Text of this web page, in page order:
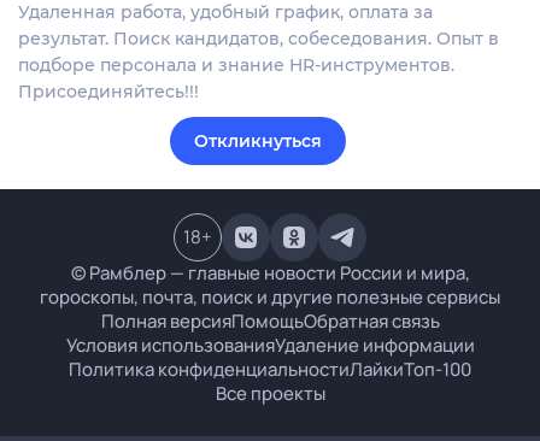
Удаленная работа, удобный график, оплата за
результат. Поиск кандидатов, собеседования. Опыт в
подборе персонала и знание HR-инструментов.
Присоединяйтесь!!!
Откликнуться
© Рамблер — главные новости России и мира,
гороскопы, почта, поиск и другие полезные сервисы
Полная версияПомощьОбратная связь
Условия использованияУдаление информации
Политика конфиденциальностиЛайкиТоп-100
Все проекты
18+